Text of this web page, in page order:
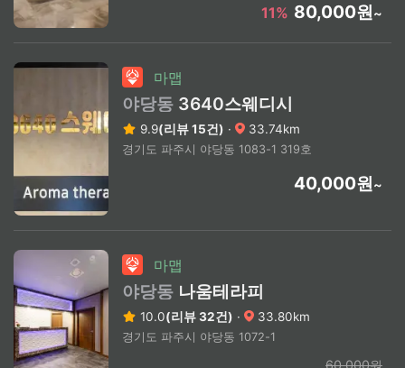
11% 80,000원~
마맵
야당동 3640스웨디시
9.9(리뷰 15건) · 33.74km
경기도 파주시 야당동 1083-1 319호
40,000원~
마맵
야당동 나움테라피
10.0(리뷰 32건) · 33.80km
경기도 파주시 야당동 1072-1
60,000원